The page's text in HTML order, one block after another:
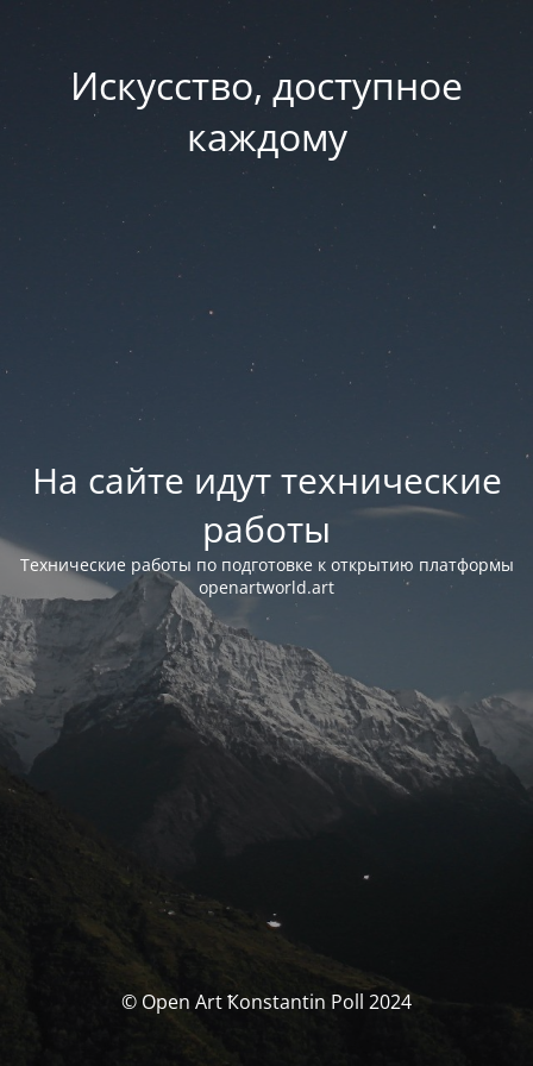
Искусство, доступное
каждому
На сайте идут технические
работы
Технические работы по подготовке к открытию платформы
openartworld.art
© Open Art Ҟonstantin Poll 2024